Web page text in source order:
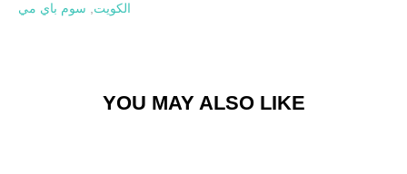
الكويت
سوم باي مي
YOU MAY ALSO LIKE